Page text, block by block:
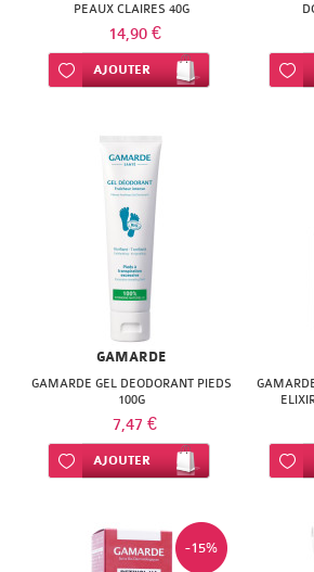
PEAUX CLAIRES 40G
14,90 €
Ajouter à ma liste d’envie
AJOUTER
GAMARDE
GAMARDE GEL DEODORANT PIEDS
100G
7,47 €
Ajouter à ma liste d’envie
AJOUTER
-15%